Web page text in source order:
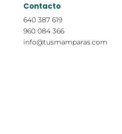
Contacto
640 387 619
960 084 366
info@tusmamparas.com